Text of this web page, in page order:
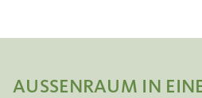
AUSSENRAUM IN